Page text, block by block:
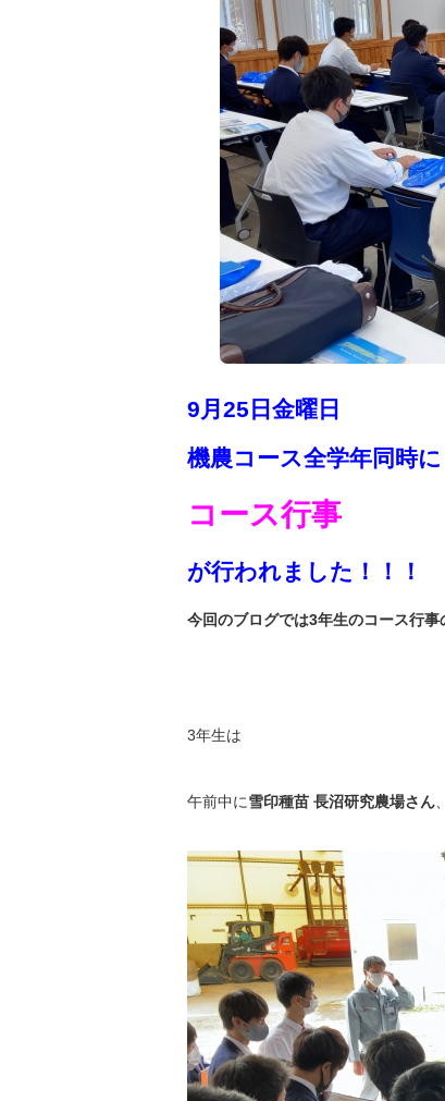
9月25日金曜日
機農コース全学年同時に
コース行事
が行われました！！！
今回のブログでは3年生のコース行事
3年生は
午前中に雪印種苗 長沼研究農場さん